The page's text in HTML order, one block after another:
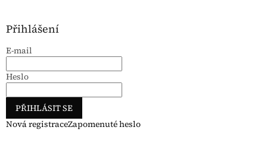
Přihlášení
E-mail
Heslo
PŘIHLÁSIT SE
Nová registraceZapomenuté heslo